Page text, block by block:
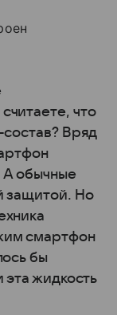
что
состав? Вряд
А обычные
защитой. Но
смартфон
бы
эта жидкость